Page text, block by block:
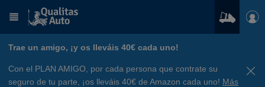
Trae un amigo, ¡y os lleváis 40€ cada uno!
Con el PLAN AMIGO, por cada persona que contrate su
seguro de tu parte, ¡os lleváis 40€ de Amazon cada uno! Más